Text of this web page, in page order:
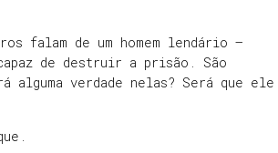
falam de um homem lendário –
de destruir a prisão. São
alguma verdade nelas? Será que ele